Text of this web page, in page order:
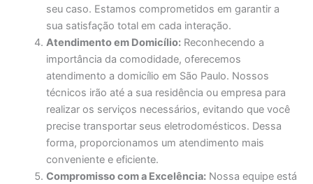
seu caso. Estamos comprometidos em garantir a
sua satisfação total em cada interação.
Atendimento em Domicílio: Reconhecendo a
importância da comodidade, oferecemos
atendimento a domicílio em São Paulo. Nossos
técnicos irão até a sua residência ou empresa para
realizar os serviços necessários, evitando que você
precise transportar seus eletrodomésticos. Dessa
forma, proporcionamos um atendimento mais
conveniente e eficiente.
Compromisso com a Excelência: Nossa equipe está